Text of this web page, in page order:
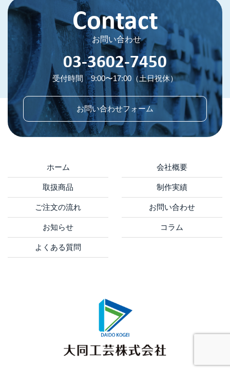
Contact
お問い合わせ
03-3602-7450
受付時間 9:00〜17:00（土日祝休）
お問い合わせフォーム
ホーム 会社概要
取扱商品 制作実績
ご注文の流れ お問い合わせ
お知らせ コラム
よくある質問